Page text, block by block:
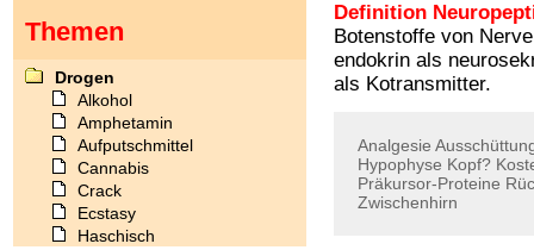
Definition
Botenstoffe von
endokrin als
als Kotransmitter.
Analgesie
Hypophyse Kopf?
Präkursor-Proteine
Zwischenhirn
Themen
Drogen
Alkohol
Amphetamin
Aufputschmittel
Cannabis
Crack
Ecstasy
Haschisch